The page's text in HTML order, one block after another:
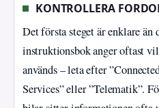
KONTROLLERA
Det första steget är enklare än
instruktionsbok anger oftast
används – leta efter
Services” eller ”Telematik”.